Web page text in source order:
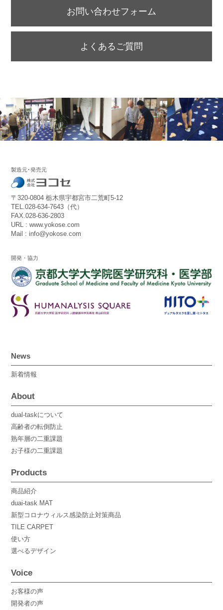
お問い合わせフォーム
よくあるご質問
製造元･発売元
〒320-0804 栃木県宇都宮市二荒町5-12
TEL.028-634-7643（代）
FAX.028-636-2803
URL : www.yokose.com
Mail : info@yokose.com
開発・協力
News
新着情報
About
dual-taskについて
高齢者の転倒防止
熟年層の二重課題
お子様の二重課題
Products
商品紹介
duai-task MAT
新型コロナウィルス感染防止対策商品
TILE CARPET
使い方
選べるデザイン
Voice
お客様の声
開発者の声